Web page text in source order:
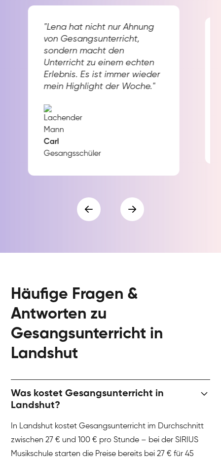
"Lena hat nicht nur Ahnung
von Gesangsunterricht,
sondern macht den
Unterricht zu einem echten
Erlebnis. Es ist immer wieder
mein Highlight der Woche."
Carl
Gesangsschüler
Häufige Fragen &
Antworten zu
Gesangsunterricht in
Landshut
Was kostet Gesangsunterricht in
Landshut?
In Landshut kostet Gesangsunterricht im Durchschnitt
zwischen 27 € und 100 € pro Stunde – bei der SIRIUS
Musikschule starten die Preise bereits bei 27 € für 45